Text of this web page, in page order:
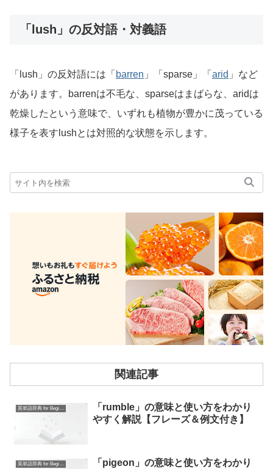
「lush」の反対語・対義語
「lush」の反対語には「 barren 」「sparse」「 arid 」など
があります。barrenは不毛な、sparseはまばらな、aridは
乾燥したという意味で、いずれも植物が豊かに茂っている
様子を表すlushとは対照的な状態を示します。
関連記事
英単語辞典 for Beginners
「rumble」の意味と使い方をわかり
やすく解説【フレーズ＆例文付き】
英単語辞典 for Beginners
「pigeon」の意味と使い方をわかり